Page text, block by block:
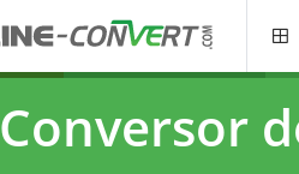
Conversor